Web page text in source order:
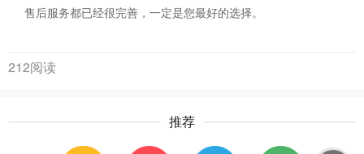
售后服务都已经很完善，一定是您最好的选择。
212阅读
推荐